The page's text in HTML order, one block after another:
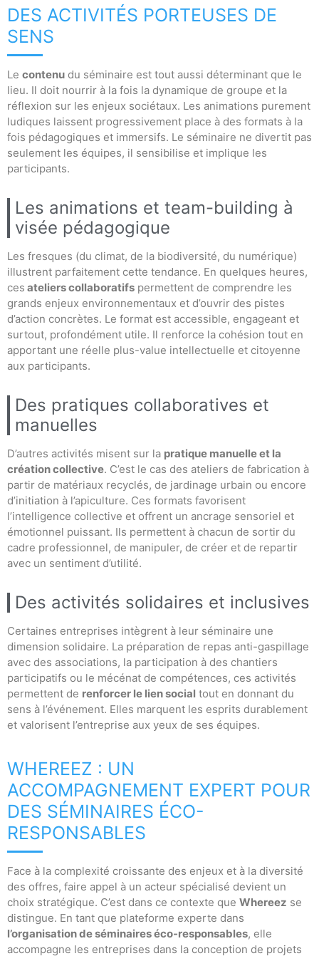
DES ACTIVITÉS PORTEUSES DE
SENS
Le contenu du séminaire est tout aussi déterminant que le
lieu. Il doit nourrir à la fois la dynamique de groupe et la
réflexion sur les enjeux sociétaux. Les animations purement
ludiques laissent progressivement place à des formats à la
fois pédagogiques et immersifs. Le séminaire ne divertit pas
seulement les équipes, il sensibilise et implique les
participants.
Les animations et team-building à
visée pédagogique
Les fresques (du climat, de la biodiversité, du numérique)
illustrent parfaitement cette tendance. En quelques heures,
ces ateliers collaboratifs permettent de comprendre les
grands enjeux environnementaux et d’ouvrir des pistes
d’action concrètes. Le format est accessible, engageant et
surtout, profondément utile. Il renforce la cohésion tout en
apportant une réelle plus-value intellectuelle et citoyenne
aux participants.
Des pratiques collaboratives et
manuelles
D’autres activités misent sur la pratique manuelle et la
création collective. C’est le cas des ateliers de fabrication à
partir de matériaux recyclés, de jardinage urbain ou encore
d’initiation à l’apiculture. Ces formats favorisent
l’intelligence collective et offrent un ancrage sensoriel et
émotionnel puissant. Ils permettent à chacun de sortir du
cadre professionnel, de manipuler, de créer et de repartir
avec un sentiment d’utilité.
Des activités solidaires et inclusives
Certaines entreprises intègrent à leur séminaire une
dimension solidaire. La préparation de repas anti-gaspillage
avec des associations, la participation à des chantiers
participatifs ou le mécénat de compétences, ces activités
permettent de renforcer le lien social tout en donnant du
sens à l’événement. Elles marquent les esprits durablement
et valorisent l’entreprise aux yeux de ses équipes.
WHEREEZ : UN
ACCOMPAGNEMENT EXPERT POUR
DES SÉMINAIRES ÉCO-
RESPONSABLES
Face à la complexité croissante des enjeux et à la diversité
des offres, faire appel à un acteur spécialisé devient un
choix stratégique. C’est dans ce contexte que Whereez se
distingue. En tant que plateforme experte dans
l’organisation de séminaires éco-responsables, elle
accompagne les entreprises dans la conception de projets